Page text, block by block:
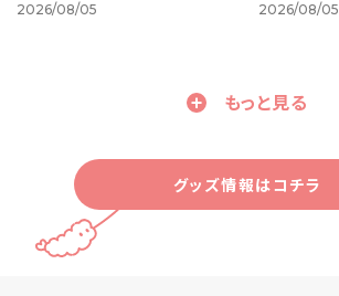
2026/08/05
2026/08/05
もっと見る
グッズ情報はコチラ